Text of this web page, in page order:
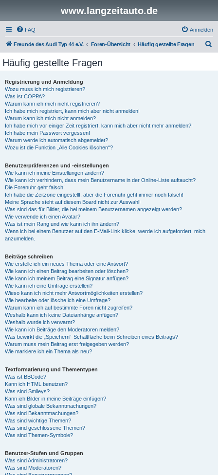
www.langzeitauto.de
FAQ Anmelden
Freunde des Audi Typ 44 e.V. Foren-Übersicht Häufig gestellte Fragen
Häufig gestellte Fragen
Registrierung und Anmeldung
Wozu muss ich mich registrieren?
Was ist COPPA?
Warum kann ich mich nicht registrieren?
Ich habe mich registriert, kann mich aber nicht anmelden!
Warum kann ich mich nicht anmelden?
Ich habe mich vor einiger Zeit registriert, kann mich aber nicht mehr anmelden?!
Ich habe mein Passwort vergessen!
Warum werde ich automatisch abgemeldet?
Wozu ist die Funktion „Alle Cookies löschen“?
Benutzerpräferenzen und -einstellungen
Wie kann ich meine Einstellungen ändern?
Wie kann ich verhindern, dass mein Benutzername in der Online-Liste auftaucht?
Die Forenuhr geht falsch!
Ich habe die Zeitzone eingestellt, aber die Forenuhr geht immer noch falsch!
Meine Sprache steht auf diesem Board nicht zur Auswahl!
Was sind das für Bilder, die bei meinem Benutzernamen angezeigt werden?
Wie verwende ich einen Avatar?
Was ist mein Rang und wie kann ich ihn ändern?
Wenn ich bei einem Benutzer auf den E-Mail-Link klicke, werde ich aufgefordert, mich
anzumelden.
Beiträge schreiben
Wie erstelle ich ein neues Thema oder eine Antwort?
Wie kann ich einen Beitrag bearbeiten oder löschen?
Wie kann ich meinem Beitrag eine Signatur anfügen?
Wie kann ich eine Umfrage erstellen?
Wieso kann ich nicht mehr Antwortmöglichkeiten erstellen?
Wie bearbeite oder lösche ich eine Umfrage?
Warum kann ich auf bestimmte Foren nicht zugreifen?
Weshalb kann ich keine Dateianhänge anfügen?
Weshalb wurde ich verwarnt?
Wie kann ich Beiträge den Moderatoren melden?
Was bewirkt die „Speichern“-Schaltfläche beim Schreiben eines Beitrags?
Warum muss mein Beitrag erst freigegeben werden?
Wie markiere ich ein Thema als neu?
Textformatierung und Thementypen
Was ist BBCode?
Kann ich HTML benutzen?
Was sind Smileys?
Kann ich Bilder in meine Beiträge einfügen?
Was sind globale Bekanntmachungen?
Was sind Bekanntmachungen?
Was sind wichtige Themen?
Was sind geschlossene Themen?
Was sind Themen-Symbole?
Benutzer-Stufen und Gruppen
Was sind Administratoren?
Was sind Moderatoren?